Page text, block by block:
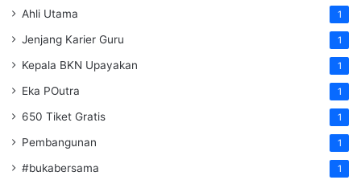
Ahli Utama 1
Jenjang Karier Guru 1
Kepala BKN Upayakan 1
Eka POutra 1
650 Tiket Gratis 1
Pembangunan 1
#bukabersama 1